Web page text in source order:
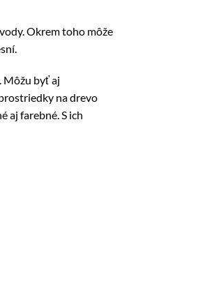
Okrem toho môže
Môžu byť aj
na drevo
aj farebné. S ich